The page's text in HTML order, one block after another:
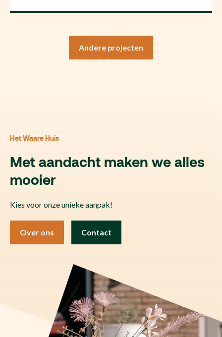
Andere projecten
Het Waare Huis
Met aandacht maken we alles
mooier
Kies voor onze unieke aanpak!
Over ons Contact